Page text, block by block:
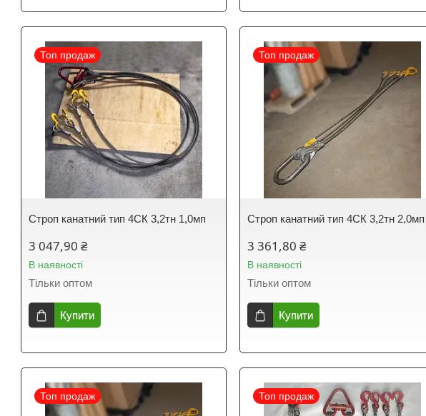
Топ продаж
Строп канатний тип 4СК 3,2тн 1,0мп
3 047,90 ₴
В наявності
Тільки оптом
Купити
Топ продаж
Строп канатний тип 4СК 3,2тн 2,0мп
3 361,80 ₴
В наявності
Тільки оптом
Купити
Топ продаж Топ продаж